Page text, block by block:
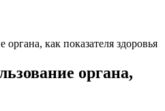
как показателя здоровья
органа,